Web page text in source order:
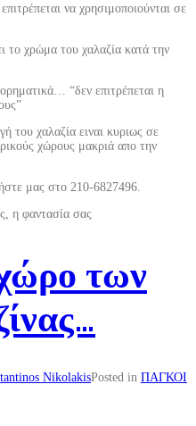
να χρησιμοποιούνται σε
το χρώμα του χαλαζία κατά την
“δεν επιτρέπεται η
του χαλαζία ειναι κυριως σε
χώρους μακριά απο την
μας στο 210-6827496.
η φαντασία σας
των
NikolakisPosted in ΠΑΓΚΟΙ